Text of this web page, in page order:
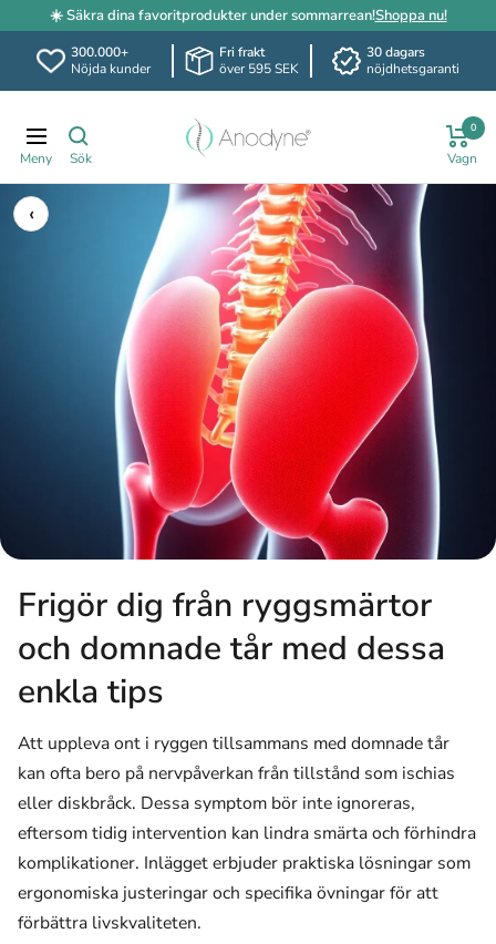
☀️ Säkra dina favoritprodukter under sommarrean!Shoppa nu!
300.000+
Nöjda kunder
Fri frakt
över 595 SEK
30 dagars
nöjdhetsgaranti
innehållet
Navigering
Anodyne.se 0
‹
Frigör dig från ryggsmärtor
och domnade tår med dessa
enkla tips
Att uppleva ont i ryggen tillsammans med domnade tår
kan ofta bero på nervpåverkan från tillstånd som ischias
eller diskbråck. Dessa symptom bör inte ignoreras,
eftersom tidig intervention kan lindra smärta och förhindra
komplikationer. Inlägget erbjuder praktiska lösningar som
ergonomiska justeringar och specifika övningar för att
förbättra livskvaliteten.